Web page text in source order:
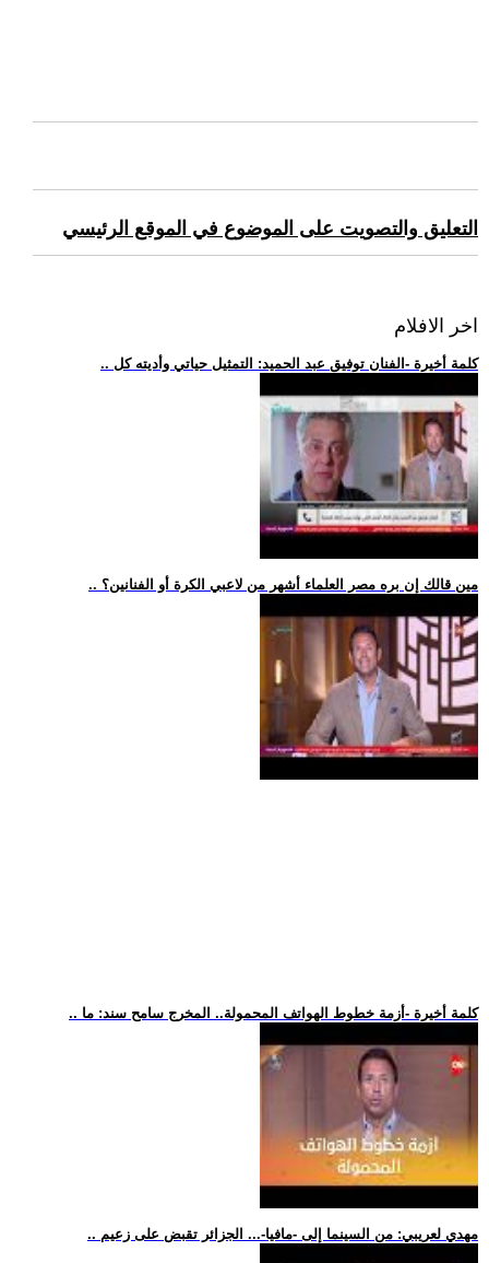
التعليق والتصويت على الموضوع في الموقع الرئيسي
اخر الافلام
.. كلمة أخيرة -الفنان توفيق عبد الحميد: التمثيل حياتي وأديته كل
.. مين قالك إن بره مصر العلماء أشهر من لاعبي الكرة أو الفنانين؟
.. كلمة أخيرة -أزمة خطوط الهواتف المحمولة.. المخرج سامح سند: ما
.. مهدي لعريبي: من السينما إلى -مافيا-... الجزائر تقبض على زعيم